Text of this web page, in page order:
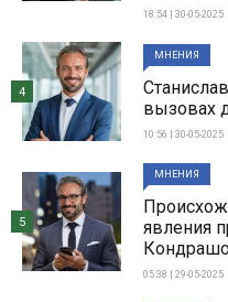
18:54 | 30-05-2025
МНЕНИЯ
вызовах
10:56 | 30-05-2025
4
МНЕНИЯ
явления
05:38 | 29-05-2025
5